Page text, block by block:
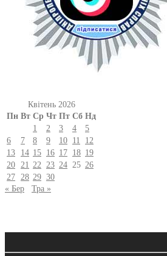
Квітень 2026
Пн Вт Ср Чт Пт Сб Нд
1
2 3 4
5
6
7 8 9 10 11
12
13
14 15 16 17 18 19
20
21 22 23 24 25 26
27
28 29 30
« Бер
Тра »